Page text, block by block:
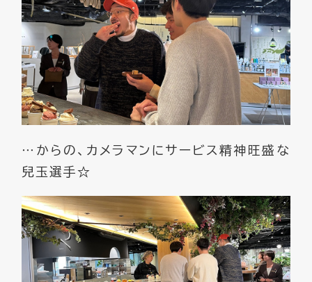
…からの、カメラマンにサービス精神旺盛な
兒玉選手☆